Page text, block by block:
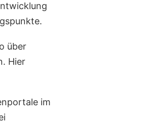
über
Hier
im